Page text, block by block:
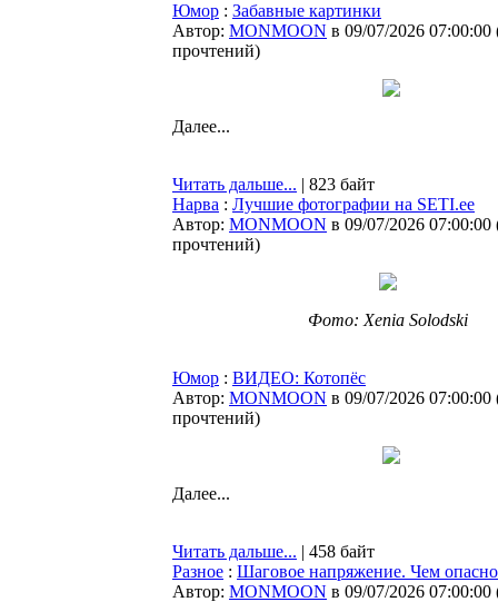
Юмор : Забавные картинки
Автор: MONMOON в 09/07/2026 07:00:00
прочтений)
Далее...
Читать дальше... | 823 байт
Нарва : Лучшие фотографии на SETI.ee
Автор: MONMOON в 09/07/2026 07:00:00
прочтений)
Фото: Xenia Solodski
Юмор : ВИДЕО: Котопёс
Автор: MONMOON в 09/07/2026 07:00:00
прочтений)
Далее...
Читать дальше... | 458 байт
Разное : Шаговое напряжение. Чем
Автор: MONMOON в 09/07/2026 07:00:00